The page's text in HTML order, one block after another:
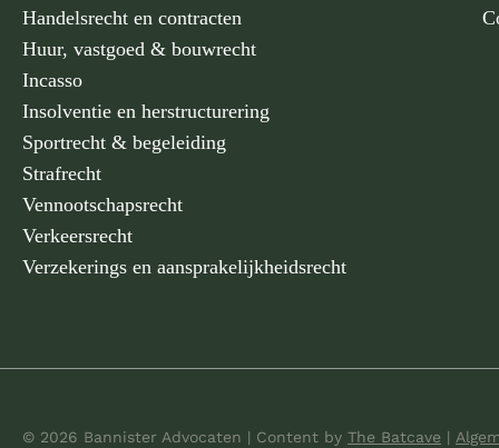
Handelsrecht en contracten
Huur, vastgoed & bouwrecht
Incasso
Insolventie en herstructurering
Sportrecht & begeleiding
Strafrecht
Vennootschapsrecht
Verkeersrecht
Verzekerings en aansprakelijkheidsrecht
© 2026 Bannister Advocaten | Content by The Batcave |